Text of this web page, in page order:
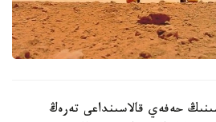
حەفەي قالاسىنداعى تەرەڭ